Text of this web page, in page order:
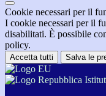
Cookie necessari per il
I cookie necessari per il
disabilitati. È possibile
policy.
Accetta tutti Salva le